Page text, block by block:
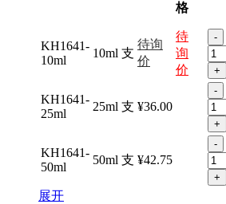
格
KH1641-
10ml
10ml 支
待询
价
待
询
价
-
+
KH1641-
25ml
25ml 支 ¥36.00
-
+
KH1641-
50ml
50ml 支 ¥42.75
-
+
展开